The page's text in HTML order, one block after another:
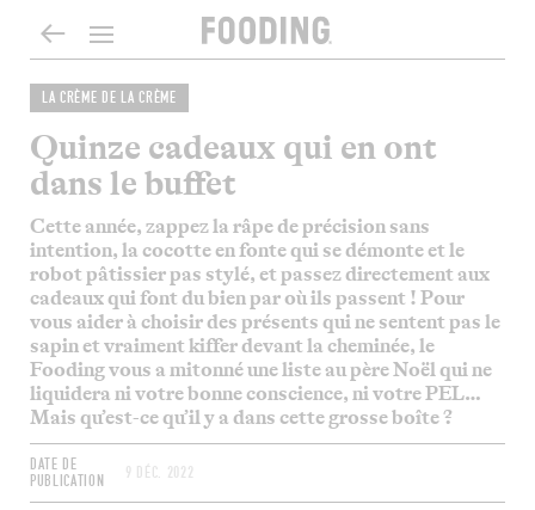
LA CRÈME DE LA CRÈME
Quinze cadeaux qui en ont
dans le buffet
Cette année, zappez la râpe de précision sans
intention, la cocotte en fonte qui se démonte et le
robot pâtissier pas stylé, et passez directement aux
cadeaux qui font du bien par où ils passent ! Pour
vous aider à choisir des présents qui ne sentent pas le
sapin et vraiment kiffer devant la cheminée, le
Fooding vous a mitonné une liste au père Noël qui ne
liquidera ni votre bonne conscience, ni votre PEL…
Mais qu’est-ce qu’il y a dans cette grosse boîte ?
DATE DE
PUBLICATION
9 DÉC. 2022